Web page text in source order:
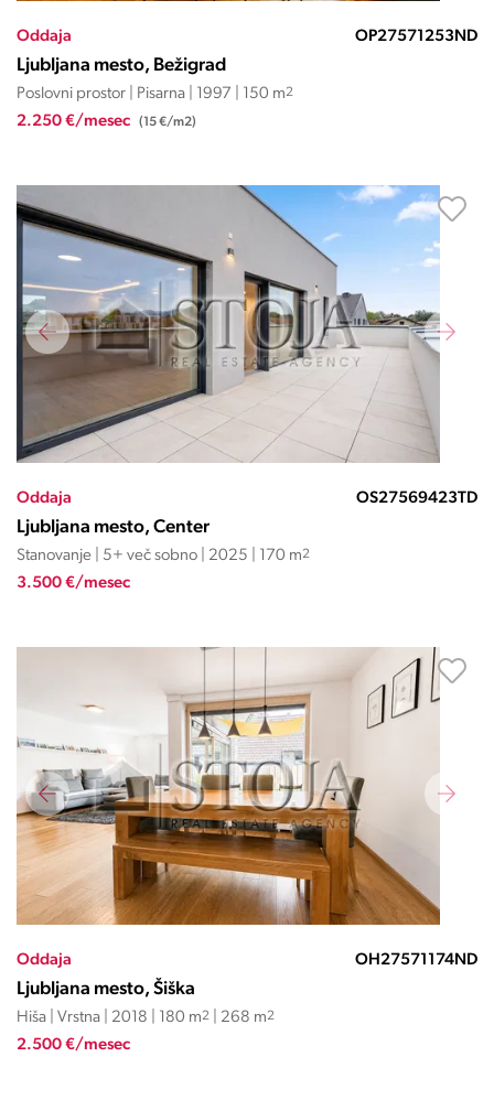
Oddaja OP27571253ND
Ljubljana mesto, Bežigrad
Poslovni prostor | Pisarna | 1997 | 150 m2
2.250 €/mesec (15 €/m2)
Oddaja OS27569423TD
Ljubljana mesto, Center
Stanovanje | 5+ več sobno | 2025 | 170 m2
3.500 €/mesec
Oddaja OH27571174ND
Ljubljana mesto, Šiška
Hiša | Vrstna | 2018 | 180 m2 | 268 m2
2.500 €/mesec